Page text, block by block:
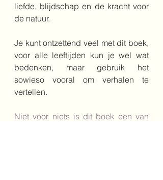
liefde, blijdschap en de kracht voor
de natuur.
Je kunt ontzettend veel met dit boek,
voor alle leeftijden kun je wel wat
bedenken, maar gebruik het
sowieso vooral om verhalen te
vertellen.
Niet voor niets is dit boek een van